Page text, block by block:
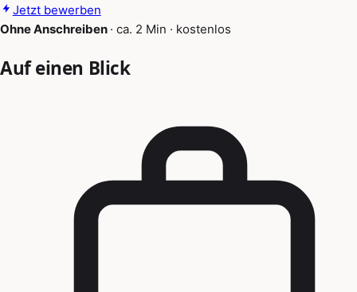
Jetzt bewerben
Ohne Anschreiben · ca. 2 Min · kostenlos
Auf einen Blick